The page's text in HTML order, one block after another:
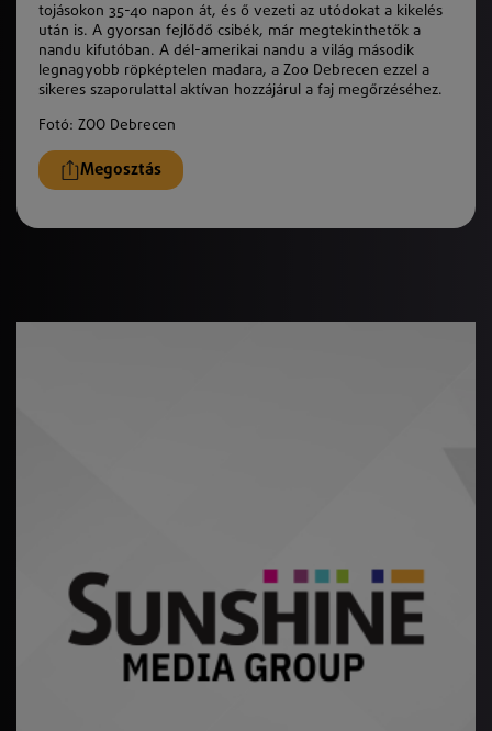
tojásokon 35-40 napon át, és ő vezeti az utódokat a kikelés
után is. A gyorsan fejlődő csibék, már megtekinthetők a
nandu kifutóban. A dél-amerikai nandu a világ második
legnagyobb röpképtelen madara, a Zoo Debrecen ezzel a
sikeres szaporulattal aktívan hozzájárul a faj megőrzéséhez.
Fotó: ZOO Debrecen
Megosztás